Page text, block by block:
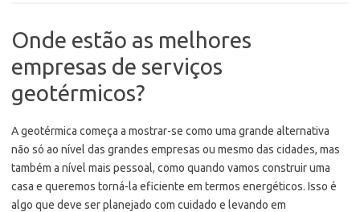
Onde estão as melhores
empresas de serviços
geotérmicos?
A geotérmica começa a mostrar-se como uma grande alternativa
não só ao nível das grandes empresas ou mesmo das cidades, mas
também a nível mais pessoal, como quando vamos construir uma
casa e queremos torná-la eficiente em termos energéticos. Isso é
algo que deve ser planejado com cuidado e levando em